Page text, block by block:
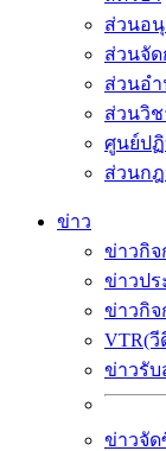
ส่วนอ
ส่วนจั
ส่วนอำ
ส่วนวิช
ศูนย์ปฏิ
ส่วนก
ข่าว
ข่าวกิจ
ข่าวป
ข่าวกิจ
VTR(วี
ข่าวรั
ข่าวจัด